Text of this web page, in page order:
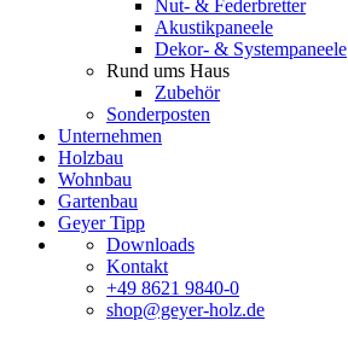
Nut- & Federbretter
Akustikpaneele
Dekor- & Systempaneele
Rund ums Haus
Zubehör
Sonderposten
Unternehmen
Holzbau
Wohnbau
Gartenbau
Geyer Tipp
Downloads
Kontakt
+49 8621 9840-0
shop@geyer-holz.de